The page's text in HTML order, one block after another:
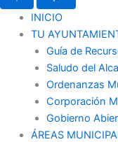
INICIO
TU
Guía de
Saludo del
Ordenanzas
Corporación
Gobierno
ÁREAS